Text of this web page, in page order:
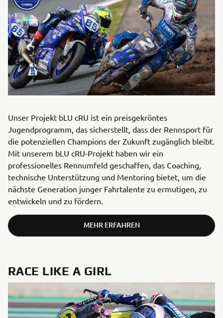
Unser Projekt bLU cRU ist ein preisgekröntes
Jugendprogramm, das sicherstellt, dass der Rennsport für
die potenziellen Champions der Zukunft zugänglich bleibt.
Mit unserem bLU cRU-Projekt haben wir ein
professionelles Rennumfeld geschaffen, das Coaching,
technische Unterstützung und Mentoring bietet, um die
nächste Generation junger Fahrtalente zu ermutigen, zu
entwickeln und zu fördern.
MEHR ERFAHREN
RACE LIKE A GIRL